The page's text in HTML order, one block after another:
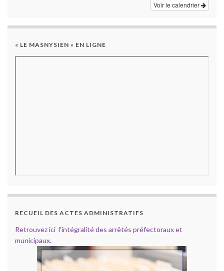
Voir le calendrier
« LE MASNYSIEN » EN LIGNE
RECUEIL DES ACTES ADMINISTRATIFS
Retrouvez ici l’intégralité des arrêtés préfectoraux et
municipaux.